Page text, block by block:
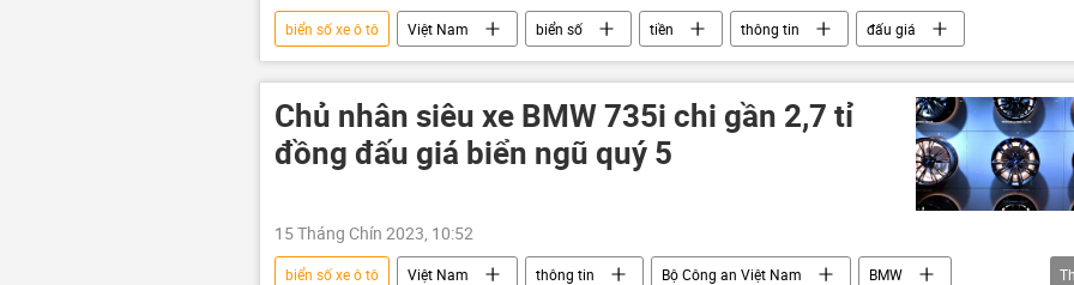
biển số xe ô tô Việt Nam biển số tiền thông tin đấu giá
Chủ nhân siêu xe BMW 735i chi gần 2,7 tỉ
đồng đấu giá biển ngũ quý 5
15 Tháng Chín 2023, 10:52
biển số xe ô tô Việt Nam thông tin Bộ Công an Việt Nam
BMW